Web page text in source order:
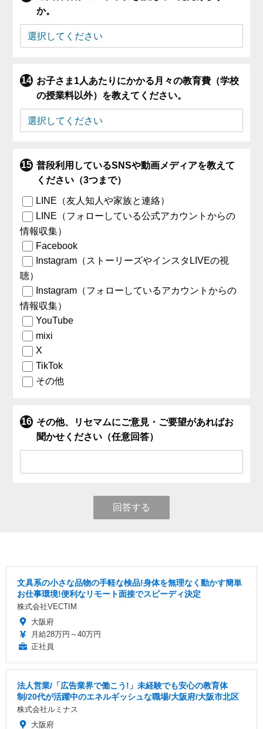
か。
お子さま1人あたりにかかる月々の教育費（学校
の授業料以外）を教えてください。
普段利用しているSNSや動画メディアを教えて
ください（3つまで）
LINE（友人知人や家族と連絡）
LINE（フォローしている公式アカウントからの
情報収集）
Facebook
Instagram（ストーリーズやインスタLIVEの視
聴）
Instagram（フォローしているアカウントからの
情報収集）
YouTube
mixi
X
TikTok
その他
その他、リセマムにご意見・ご要望があればお
聞かせください（任意回答）
回答する
文具系の小さな品物の手軽な検品!身体を無理なく動かす簡単
お仕事環境!便利なリモート面接でスピーディ決定
株式会社VECTIM
大阪府
月給28万円～40万円
正社員
法人営業/「広告業界で働こう!」未経験でも安心の教育体
制/20代が活躍中のエネルギッシュな職場/大阪府/大阪市北区
株式会社ルミナス
大阪府